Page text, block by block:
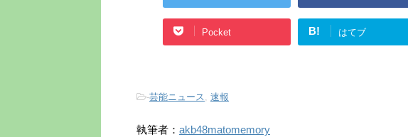
Pocket B! はてブ
-芸能ニュース, 速報
執筆者： akb48matomemory